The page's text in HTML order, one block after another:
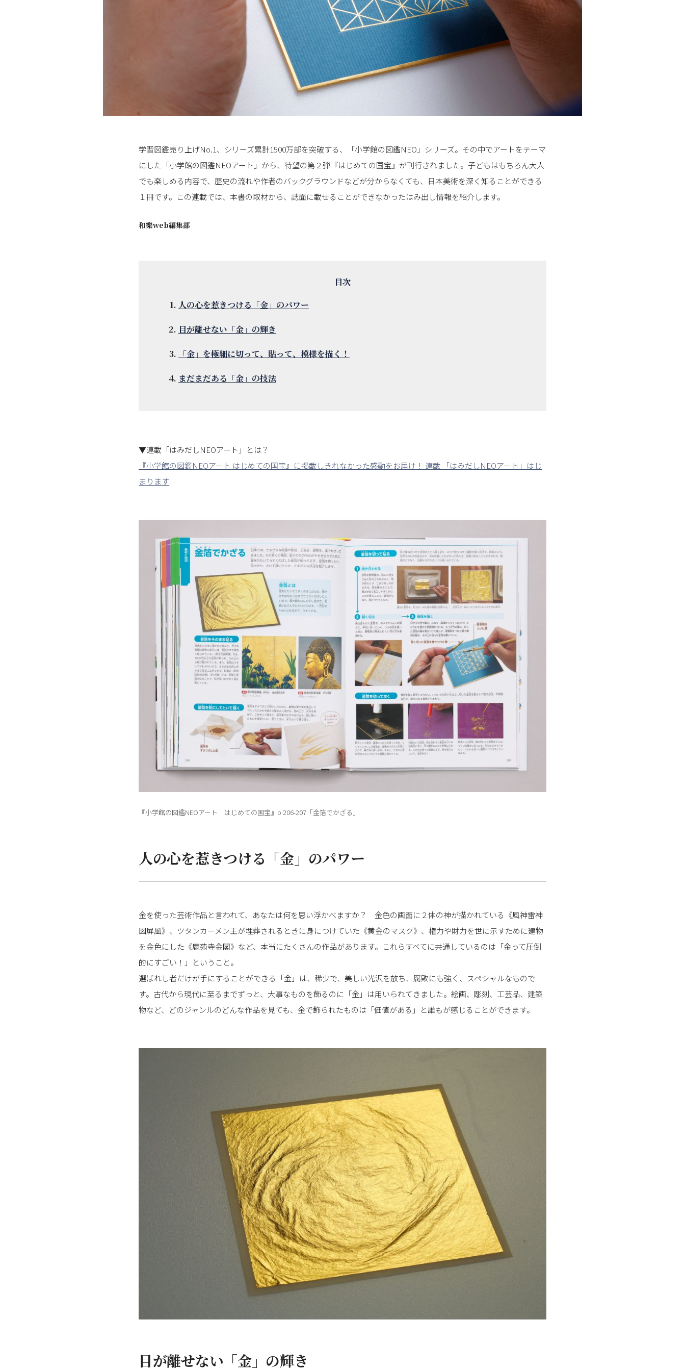
学習図鑑売り上げNo.1、シリーズ累計1500万部を突破する、「小学館の図鑑NEO」シリーズ。その中でアートをテーマ
にした「小学館の図鑑NEOアート」から、待望の第２弾『はじめての国宝』が刊行されました。子どもはもちろん大人
でも楽しめる内容で、歴史の流れや作者のバックグラウンドなどが分からなくても、日本美術を深く知ることができる
１冊です。この連載では、本書の取材から、誌面に載せることができなかったはみ出し情報を紹介します。
和樂web編集部
人の心を惹きつける「金」のパワー
目が離せない「金」の輝き
「金」を極細に切って、貼って、模様を描く！
まだまだある「金」の技法
▼連載「はみだしNEOアート」とは？
『小学館の図鑑NEOアート はじめての国宝』に掲載しきれなかった感動をお届け！ 連載 「はみだしNEOアート」はじ
まります
『小学館の図鑑NEOアート はじめての国宝』p.206-207「金箔でかざる」
人の心を惹きつける「金」のパワー
金を使った芸術作品と言われて、あなたは何を思い浮かべますか？ 金色の画面に２体の神が描かれている《風神雷神
図屏風》、ツタンカーメン王が埋葬されるときに身につけていた《黄金のマスク》、権力や財力を世に示すために建物
を金色にした《鹿苑寺金閣》など、本当にたくさんの作品があります。これらすべてに共通しているのは「金って圧倒
的にすごい！」ということ。
選ばれし者だけが手にすることができる「金」は、稀少で、美しい光沢を放ち、腐敗にも強く、スペシャルなもので
す。古代から現代に至るまでずっと、大事なものを飾るのに「金」は用いられてきました。絵画、彫刻、工芸品、建築
物など、どのジャンルのどんな作品を見ても、金で飾られたものは「価値がある」と誰もが感じることができます。
目が離せない「金」の輝き